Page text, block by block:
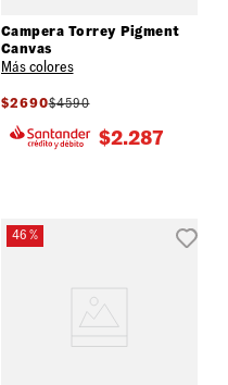
Campera Torrey Pigment
Canvas
Más colores
$2690$4590
$2.287
46 %